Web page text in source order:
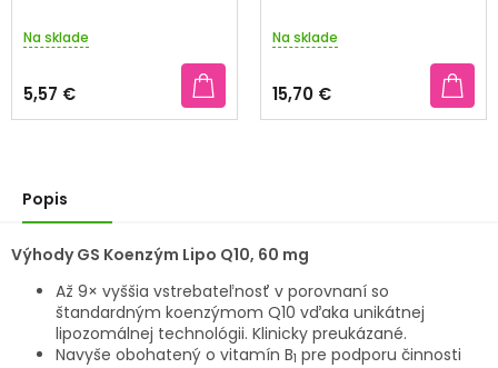
Na sklade
5,57 €
Na sklade
15,70 €
Popis
Výhody GS Koenzým Lipo Q10, 60 mg
Až 9× vyššia vstrebateľnosť v porovnaní so
štandardným koenzýmom Q10 vďaka unikátnej
lipozomálnej technológii. Klinicky preukázané.
Navyše obohatený o vitamín B1 pre podporu činnosti